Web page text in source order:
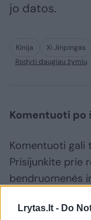
Lrytas.lt - Do
jo datos.
Kinija Xi Jinpingas
Rodyti daugiau žymių
Komentuoti po
Komentuoti
Prisijunkite prie
bendruomenės